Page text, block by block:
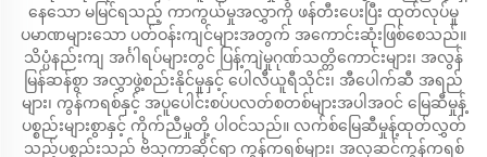
နေသော မမြင်ရသည့် ကာကွယ်မှုအလွှာကို ဖန်တီးပေးပြီး ထုတ်လုပ်မှု
ပမာဏများသော ပတ်ဝန်းကျင်များအတွက် အကောင်းဆုံးဖြစ်စေသည်။
သိပ္ပံနည်းကျ အင်္ဂါရပ်များတွင် ပြန့်ကျဲမှုဂုဏ်သတ္တိကောင်းများ၊ အလွန်
မြန်ဆန်စွာ အလွှာဖွဲ့စည်းနိုင်မှုနှင့် ပေါလီယူရီသိုင်း၊ အီပေါက်ဆီ အရည်
များ၊ ကွန်ကရစ်နှင့် အပူပေါင်းစပ်ပလတ်စတစ်များအပါအဝင် မြေဆီမှုန့်
ပစ္စည်းများစွာနှင့် ကိုက်ညီမှုတို့ ပါဝင်သည်။ လက်စ်မြေဆီမှုန့်ထုတ်လွှတ်
သည့်ပစ္စည်းသည် ဗိသုကာဆိုင်ရာ ကွန်ကရစ်များ၊ အလှဆင်ကွန်ကရစ်